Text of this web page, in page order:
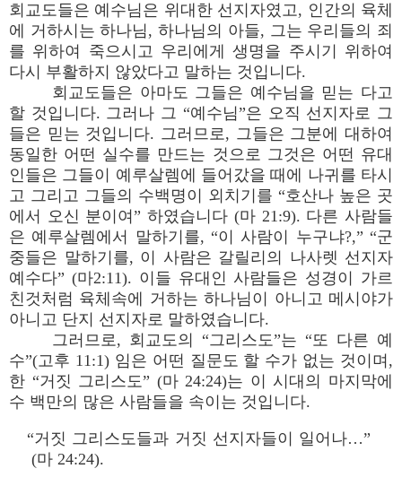
회교도들은 예수님은 위대한 선지자였고, 인간의 육체
에 거하시는 하나님, 하나님의 아들, 그는 우리들의 죄
를 위하여 죽으시고 우리에게 생명을 주시기 위하여
다시 부활하지 않았다고 말하는 것입니다.
회교도들은 아마도 그들은 예수님을 믿는 다고
할 것입니다. 그러나 그 “예수님”은 오직 선지자로 그
들은 믿는 것입니다. 그러므로, 그들은 그분에 대하여
동일한 어떤 실수를 만드는 것으로 그것은 어떤 유대
인들은 그들이 예루살렘에 들어갔을 때에 나귀를 타시
고 그리고 그들의 수백명이 외치기를 “호산나 높은 곳
에서 오신 분이여” 하였습니다 (마 21:9). 다른 사람들
은 예루살렘에서 말하기를, “이 사람이 누구냐?,” “군
중들은 말하기를, 이 사람은 갈릴리의 나사렛 선지자
예수다” (마2:11). 이들 유대인 사람들은 성경이 가르
친것처럼 육체속에 거하는 하나님이 아니고 메시야가
아니고 단지 선지자로 말하였습니다.
그러므로, 회교도의 “그리스도”는 “또 다른 예
수”(고후 11:1) 임은 어떤 질문도 할 수가 없는 것이며,
한 “거짓 그리스도” (마 24:24)는 이 시대의 마지막에
수 백만의 많은 사람들을 속이는 것입니다.
“거짓 그리스도들과 거짓 선지자들이 일어나…”
(마 24:24).